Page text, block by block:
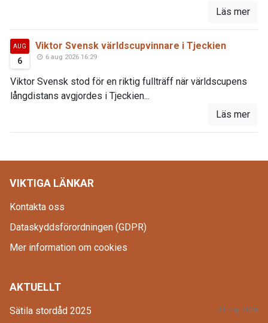
Läs mer
AUG
6
Viktor Svensk världscupvinnare i Tjeckien
6 aug 2026 16:29
Viktor Svensk stod för en riktig fullträff när världscupens
långdistans avgjordes i Tjeckien...
Läs mer
VIKTIGA LÄNKAR
Kontakta oss
Dataskyddsförordningen (GDPR)
Mer information om cookies
AKTUELLT
Sätila stordåd 2025 31 maj 2026